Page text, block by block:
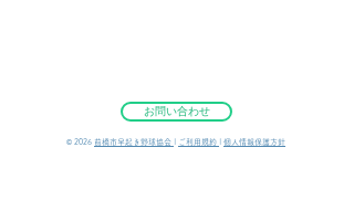
お問い合わせ
©︎ 2026 前橋市早起き野球協会 ご利用規約 個人情報保護方針